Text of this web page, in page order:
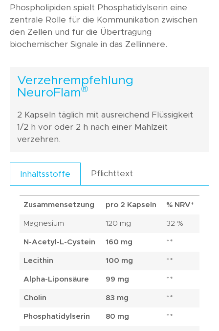
Phospholipiden spielt Phosphatidylserin eine
zentrale Rolle für die Kommunikation zwischen
den Zellen und für die Übertragung
biochemischer Signale in das Zellinnere.
Verzehrempfehlung
NeuroFlam®
2 Kapseln täglich mit ausreichend Flüssigkeit
1/2 h vor oder 2 h nach einer Mahlzeit
verzehren.
Inhaltsstoffe Pflichttext
Zusammensetzung pro 2 Kapseln % NRV*
Magnesium 120 mg 32 %
N-Acetyl-L-Cystein 160 mg **
Lecithin 100 mg **
Alpha-Liponsäure 99 mg **
Cholin 83 mg **
Phosphatidylserin 80 mg **